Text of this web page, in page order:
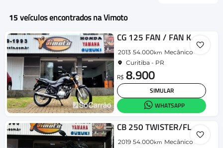
15veículos encontrados na Vimoto
CG 125 FAN / FAN KS / 125 i FAN
2013 54.000km Mecânico
Curitiba - PR
R$ 8.900
SIMULAR
WHATSAPP
CB 250 TWISTER/FLEXONE
2019 54.000km Mecânico